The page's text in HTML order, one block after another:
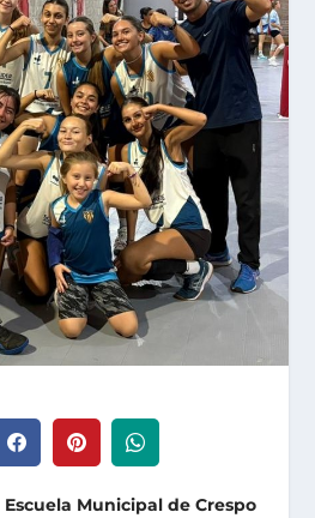
Escuela Municipal de Crespo